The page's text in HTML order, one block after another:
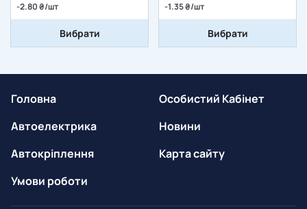
-2.80 ₴/шт
Вибрати
-1.35 ₴/шт
Вибрати
Головна
Автоелектрика
Автокріплення
Умови роботи
Особистий Кабінет
Новини
Карта сайту